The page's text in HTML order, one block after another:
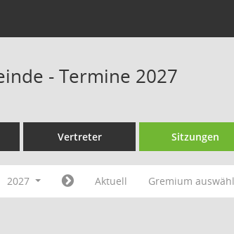
- Termine 2027
Vertreter Sitzungen
2027 Aktuell Gremium